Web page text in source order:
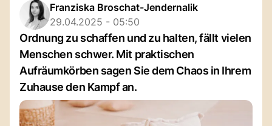
Franziska Broschat-Jendernalik
29.04.2025 - 05:50
Ordnung zu schaffen und zu halten, fällt vielen
Menschen schwer. Mit praktischen
Aufräumkörben sagen Sie dem Chaos in Ihrem
Zuhause den Kampf an.